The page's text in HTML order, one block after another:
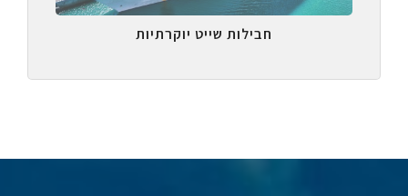
חבילות שייט יוקרתיות